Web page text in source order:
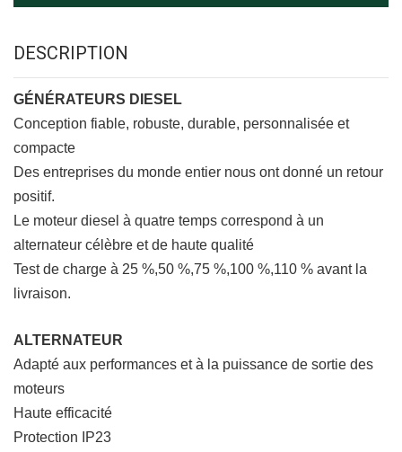
DESCRIPTION
GÉNÉRATEURS DIESEL
Conception fiable, robuste, durable, personnalisée et
compacte
Des entreprises du monde entier nous ont donné un retour
positif.
Le moteur diesel à quatre temps correspond à un
alternateur célèbre et de haute qualité
Test de charge à 25 %,50 %,75 %,100 %,110 % avant la
livraison.
ALTERNATEUR
Adapté aux performances et à la puissance de sortie des
moteurs
Haute efficacité
Protection IP23